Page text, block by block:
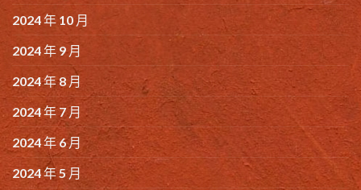
2024 年 10 月
2024 年 9 月
2024 年 8 月
2024 年 7 月
2024 年 6 月
2024 年 5 月